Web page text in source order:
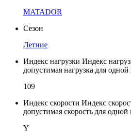
MATADOR
Сезон
Летние
Индекс нагрузки Индекс
допустимая нагрузка для
109
Индекс скорости Индекс
допустимая скорость для
Y